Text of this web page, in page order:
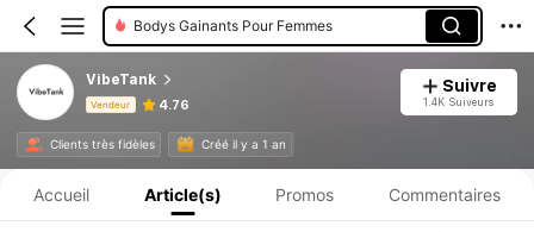
Haut Corset
VibeTank
Vendeur 4.76
Suivre
1.4K Suiveurs
Clients très fidèles Créé il y a 1 an
Informations produit : Divulgation des prix, détails sur les ventes et le stock.
Accueil Article(s) Promos Commentaires